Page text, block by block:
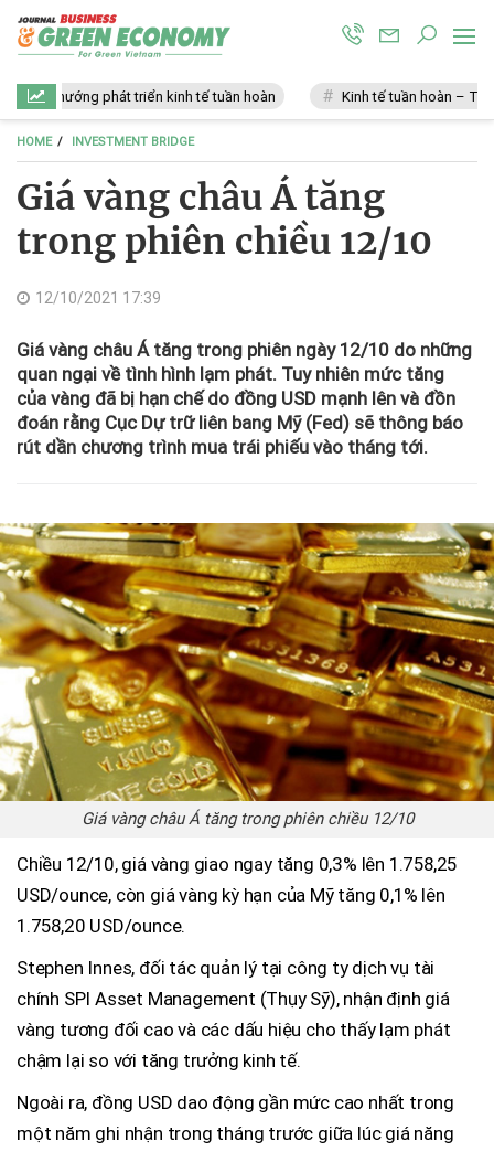
Xu hướng phát triển kinh tế tuần hoàn Kinh tế tuần hoàn – Tương
HOME INVESTMENT BRIDGE
Giá vàng châu Á tăng
trong phiên chiều 12/10
12/10/2021 17:39
Giá vàng châu Á tăng trong phiên ngày 12/10 do những
quan ngại về tình hình lạm phát. Tuy nhiên mức tăng
của vàng đã bị hạn chế do đồng USD mạnh lên và đồn
đoán rằng Cục Dự trữ liên bang Mỹ (Fed) sẽ thông báo
rút dần chương trình mua trái phiếu vào tháng tới.
Giá vàng châu Á tăng trong phiên chiều 12/10
Chiều 12/10, giá vàng giao ngay tăng 0,3% lên 1.758,25
USD/ounce, còn giá vàng kỳ hạn của Mỹ tăng 0,1% lên
1.758,20 USD/ounce.
Stephen Innes, đối tác quản lý tại công ty dịch vụ tài
chính SPI Asset Management (Thụy Sỹ), nhận định giá
vàng tương đối cao và các dấu hiệu cho thấy lạm phát
chậm lại so với tăng trưởng kinh tế.
Ngoài ra, đồng USD dao động gần mức cao nhất trong
một năm ghi nhận trong tháng trước giữa lúc giá năng